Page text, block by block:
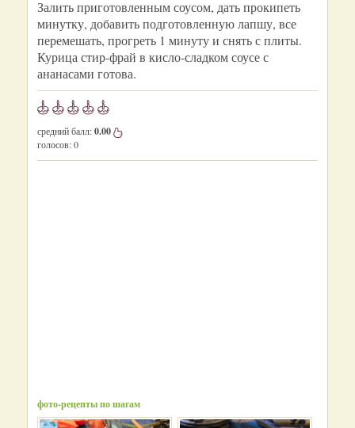
Залить приготовленным соусом, дать прокипеть
минутку, добавить подготовленную лапшу, все
перемешать, прогреть 1 минуту и снять с плиты.
Курица стир-фрай в кисло-сладком соусе с
ананасами готова.
средний балл:0.00
голосов:0
фото-рецепты по шагам